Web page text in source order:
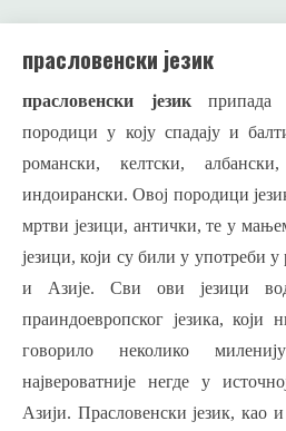
прасловенски језик
прасловенски језик припада
породици у коју спадају и
романски, келтски,
индоирански. Овој породици
мртви језици, антички, те у
језици, који су били у употреби
и Азије. Сви ови језици
праиндоевропског језика, који
говорило неколико
највероватније негде у
Азији. Прасловенски језик, као